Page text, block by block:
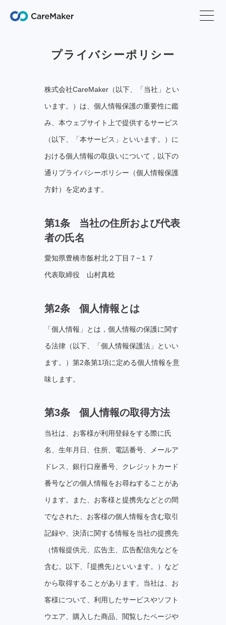
プライバシーポリシー
株式会社CareMaker（以下、「当社」とい
います。）は、個⼈情報保護の重要性に鑑
み、本ウェブサイト上で提供するサービス
（以下、「本サービス」といいます。）に
おける個⼈情報の取扱いについて，以下の
通りプライバシーポリシー（個⼈情報保護
⽅針）を定めます。
第1条 当社の住所および代表
者の氏名
愛知県豊橋市飯村北２丁目７−１７
代表取締役 山村真稔
第2条 個⼈情報とは
「個⼈情報」とは，個人情報の保護に関す
る法律（以下、「個人情報保護法」といい
ます。）第2条第1項に定める個人情報を意
味します。
第3条 個⼈情報の取得⽅法
当社は、お客様が利⽤登録をする際に⽒
名、⽣年⽉⽇、住所、電話番号、メールア
ドレス、銀⾏⼝座番号、クレジットカード
番号などの個⼈情報をお尋ねすることがあ
ります。また、お客様と提携先などとの間
でなされた、お客様の個⼈情報を含む取引
記録や、決済に関する情報を当社の提携先
（情報提供元、広告主、広告配信先などを
含む。以下、｢提携先｣といいます。）など
から取得することがあります。当社は、お
客様について、利⽤したサービスやソフト
ウエア、購⼊した商品、閲覧したページや